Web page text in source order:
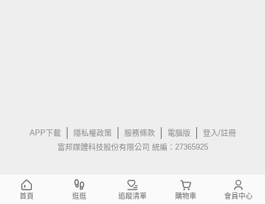
APP下載 隱私權政策 服務條款 電腦版
登入/註冊
富邦媒體科技股份有限公司 統編：27365925
首頁 逛逛 追蹤清單 購物車 會員中心